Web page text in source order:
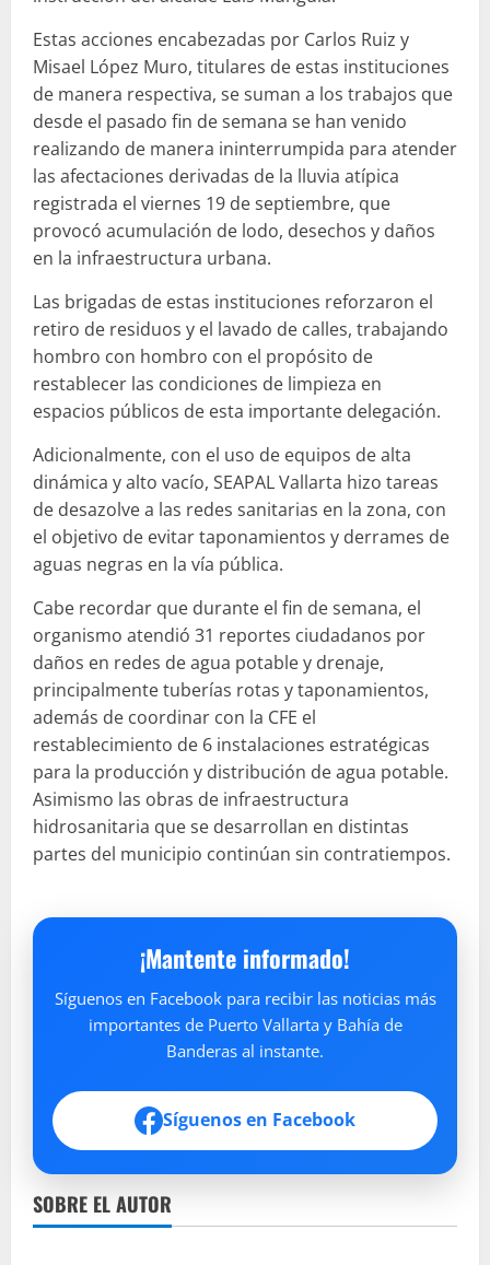
Estas acciones encabezadas por Carlos Ruiz y
Misael López Muro, titulares de estas instituciones
de manera respectiva, se suman a los trabajos que
desde el pasado fin de semana se han venido
realizando de manera ininterrumpida para atender
las afectaciones derivadas de la lluvia atípica
registrada el viernes 19 de septiembre, que
provocó acumulación de lodo, desechos y daños
en la infraestructura urbana.
Las brigadas de estas instituciones reforzaron el
retiro de residuos y el lavado de calles, trabajando
hombro con hombro con el propósito de
restablecer las condiciones de limpieza en
espacios públicos de esta importante delegación.
Adicionalmente, con el uso de equipos de alta
dinámica y alto vacío, SEAPAL Vallarta hizo tareas
de desazolve a las redes sanitarias en la zona, con
el objetivo de evitar taponamientos y derrames de
aguas negras en la vía pública.
Cabe recordar que durante el fin de semana, el
organismo atendió 31 reportes ciudadanos por
daños en redes de agua potable y drenaje,
principalmente tuberías rotas y taponamientos,
además de coordinar con la CFE el
restablecimiento de 6 instalaciones estratégicas
para la producción y distribución de agua potable.
Asimismo las obras de infraestructura
hidrosanitaria que se desarrollan en distintas
partes del municipio continúan sin contratiempos.
¡Mantente informado!
Síguenos en Facebook para recibir las noticias más
importantes de Puerto Vallarta y Bahía de
Banderas al instante.
Síguenos en Facebook
SOBRE EL AUTOR